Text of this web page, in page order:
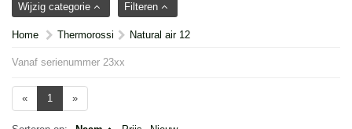
Wijzig categorie Filteren
Home Thermorossi Natural air 12
Vanaf serienummer 23xx
« 1 »